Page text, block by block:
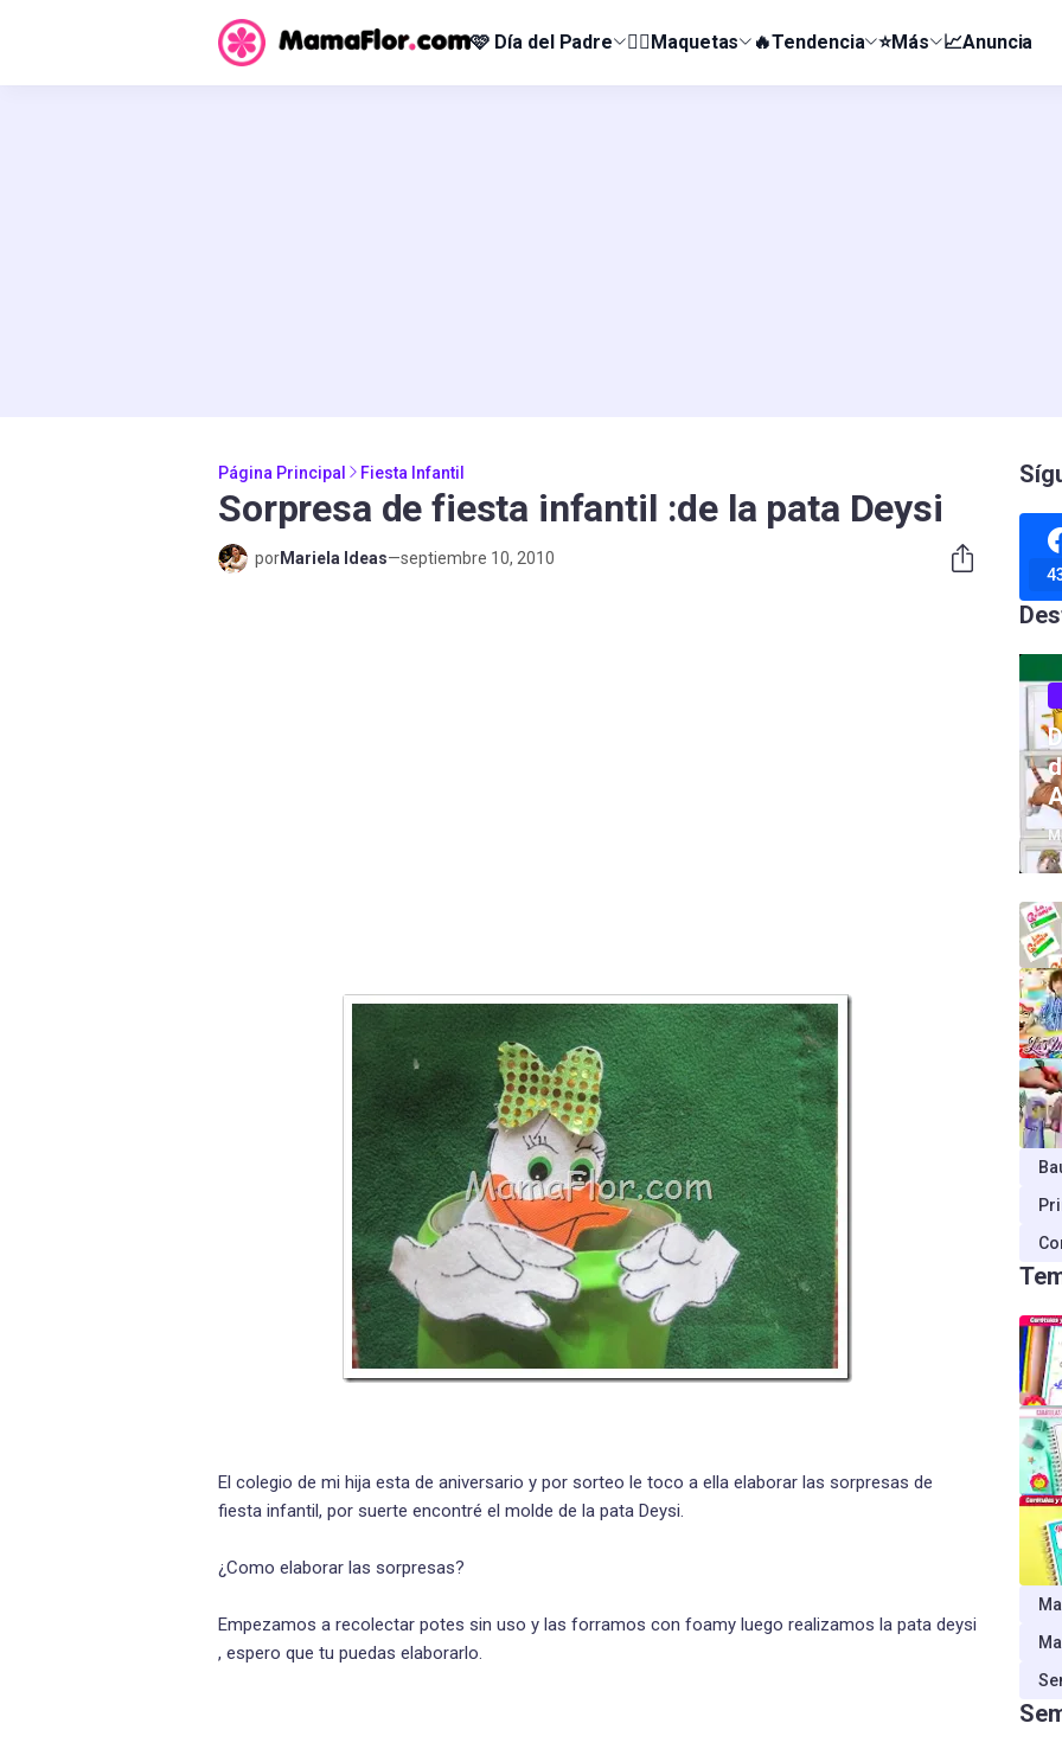
🩷 Día del Padre 👰‍♀️Maquetas 🔥Tendencia ⭐Más 📈Anuncia
Página Principal Fiesta Infantil
Sorpresa de fiesta infantil :de la pata Deysi
porMariela Ideas—septiembre 10, 2010
El colegio de mi hija esta de aniversario y por sorteo le toco a ella elaborar las sorpresas de
fiesta infantil, por suerte encontré el molde de la pata Deysi.
¿Como elaborar las sorpresas?
Empezamos a recolectar potes sin uso y las forramos con foamy luego realizamos la pata deysi
, espero que tu puedas elaborarlo.